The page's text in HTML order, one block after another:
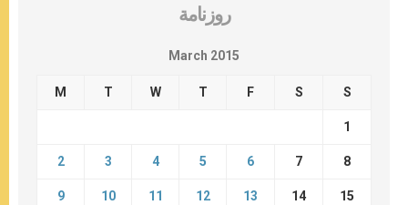
روزنامة
March 2015
M T W T F S S
1
2 3 4 5 6 7 8
9 10 11 12 13 14 15